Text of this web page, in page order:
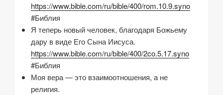
https://www.bible.com/ru/bible/400/rom.10.9.syno
#Библия
Я теперь новый человек, благодаря Божьему
дару в виде Его Сына Иисуса.
https://www.bible.com/ru/bible/400/2co.5.17.syno
#Библия
Моя вера — это взаимоотношения, а не
религия.